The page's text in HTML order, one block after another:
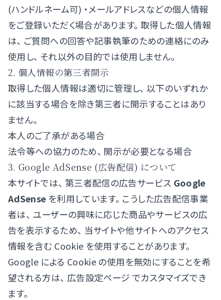
(ハンドルネーム可) ・メールアドレスなどの個人情報
をご登録いただく場合があります。 取得した個人情報
は、 ご質問への回答や記事執筆のための連絡にのみ
使用し、 それ以外の目的では使用しません。
2. 個人情報の第三者開示
取得した個人情報は適切に管理し、 以下のいずれか
に該当する場合を除き第三者に開示することはあり
ません。
本人のご了承がある場合
法令等への協力のため、 開示が必要となる場合
3. Google AdSense (広告配信) について
本サイトでは、 第三者配信の広告サービス Google
AdSense を利用しています。 こうした広告配信事業
者は、 ユーザーの興味に応じた商品やサービスの広
告を表示するため、 当サイトや他サイトへのアクセス
情報を含む Cookie を使用することがあります。
Google による Cookie の使用を無効にすることを希
望される方は、 広告設定ページ でカスタマイズでき
ます。